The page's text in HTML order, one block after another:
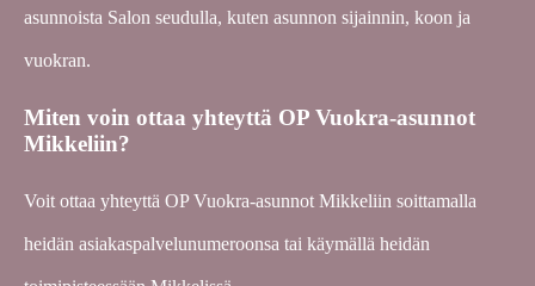
asunnoista Salon seudulla, kuten asunnon sijainnin, koon ja
vuokran.
Miten voin ottaa yhteyttä OP Vuokra-asunnot
Mikkeliin?
Voit ottaa yhteyttä OP Vuokra-asunnot Mikkeliin soittamalla
heidän asiakaspalvelunumeroonsa tai käymällä heidän